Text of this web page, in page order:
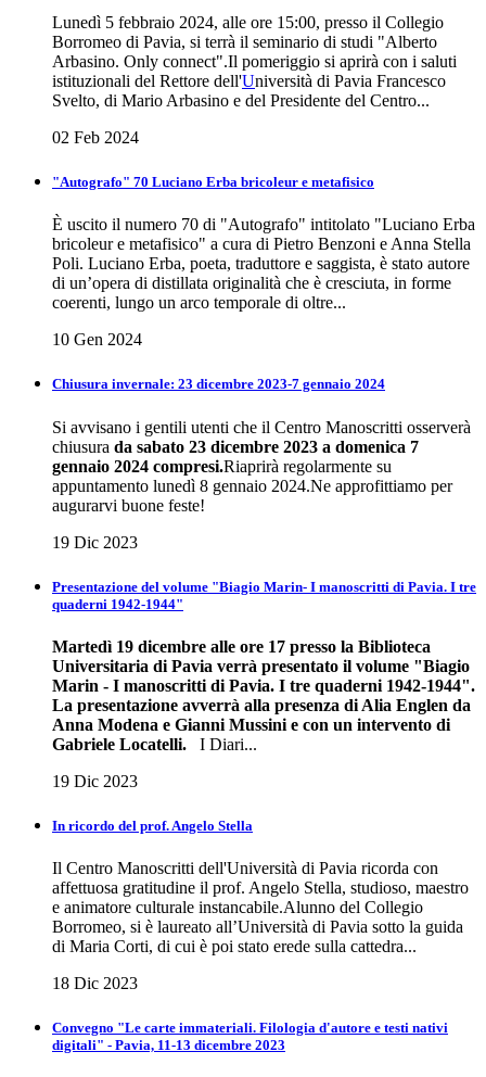
Lunedì 5 febbraio 2024, alle ore 15:00, presso il Collegio
Borromeo di Pavia, si terrà il seminario di studi "Alberto
Arbasino. Only connect".Il pomeriggio si aprirà con i saluti
istituzionali del Rettore dell'Università di Pavia Francesco
Svelto, di Mario Arbasino e del Presidente del Centro...
02 Feb 2024
"Autografo" 70 Luciano Erba bricoleur e metafisico
È uscito il numero 70 di "Autografo" intitolato "Luciano Erba
bricoleur e metafisico" a cura di Pietro Benzoni e Anna Stella
Poli. Luciano Erba, poeta, traduttore e saggista, è stato autore
di un’opera di distillata originalità che è cresciuta, in forme
coerenti, lungo un arco temporale di oltre...
10 Gen 2024
Chiusura invernale: 23 dicembre 2023-7 gennaio 2024
Si avvisano i gentili utenti che il Centro Manoscritti osserverà
chiusura da sabato 23 dicembre 2023 a domenica 7
gennaio 2024 compresi.Riaprirà regolarmente su
appuntamento lunedì 8 gennaio 2024.Ne approfittiamo per
augurarvi buone feste!
19 Dic 2023
Presentazione del volume "Biagio Marin- I manoscritti di Pavia. I tre
quaderni 1942-1944"
Martedì 19 dicembre alle ore 17 presso la Biblioteca
Universitaria di Pavia verrà presentato il volume "Biagio
Marin - I manoscritti di Pavia. I tre quaderni 1942-1944".
La presentazione avverrà alla presenza di Alia Englen da
Anna Modena e Gianni Mussini e con un intervento di
Gabriele Locatelli. I Diari...
19 Dic 2023
In ricordo del prof. Angelo Stella
Il Centro Manoscritti dell'Università di Pavia ricorda con
affettuosa gratitudine il prof. Angelo Stella, studioso, maestro
e animatore culturale instancabile.Alunno del Collegio
Borromeo, si è laureato all’Università di Pavia sotto la guida
di Maria Corti, di cui è poi stato erede sulla cattedra...
18 Dic 2023
Convegno "Le carte immateriali. Filologia d'autore e testi nativi
digitali" - Pavia, 11-13 dicembre 2023